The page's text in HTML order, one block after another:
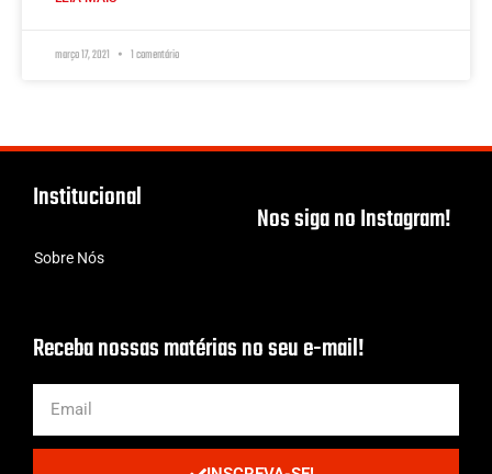
março 17, 2021 1 comentário
Institucional
Sobre Nós
Nos siga no Instagram!
Receba nossas matérias no seu e-mail!